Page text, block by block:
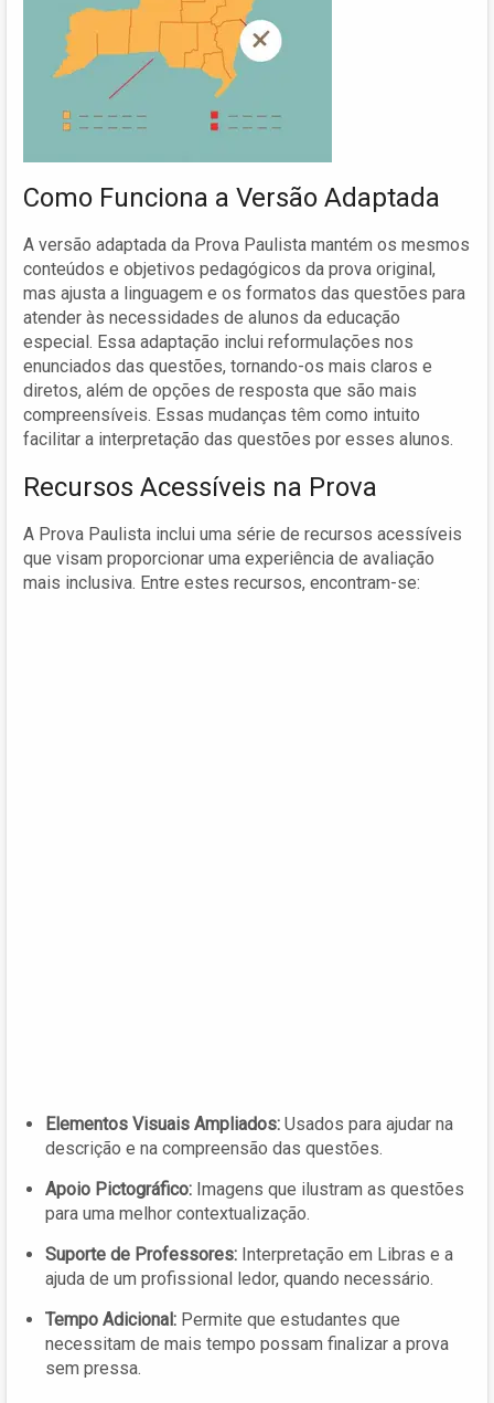
Como Funciona a Versão Adaptada
A versão adaptada da Prova Paulista mantém os mesmos
conteúdos e objetivos pedagógicos da prova original,
mas ajusta a linguagem e os formatos das questões para
atender às necessidades de alunos da educação
especial. Essa adaptação inclui reformulações nos
enunciados das questões, tornando-os mais claros e
diretos, além de opções de resposta que são mais
compreensíveis. Essas mudanças têm como intuito
facilitar a interpretação das questões por esses alunos.
Recursos Acessíveis na Prova
A Prova Paulista inclui uma série de recursos acessíveis
que visam proporcionar uma experiência de avaliação
mais inclusiva. Entre estes recursos, encontram-se:
Elementos Visuais Ampliados: Usados para ajudar na
descrição e na compreensão das questões.
Apoio Pictográfico: Imagens que ilustram as questões
para uma melhor contextualização.
Suporte de Professores: Interpretação em Libras e a
ajuda de um profissional ledor, quando necessário.
Tempo Adicional: Permite que estudantes que
necessitam de mais tempo possam finalizar a prova
sem pressa.